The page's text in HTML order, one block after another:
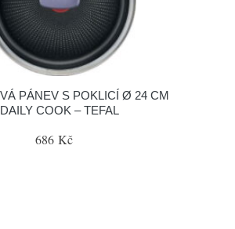
PÁNEV S POKLICÍ Ø 24 CM
DAILY COOK – TEFAL
686 Kč